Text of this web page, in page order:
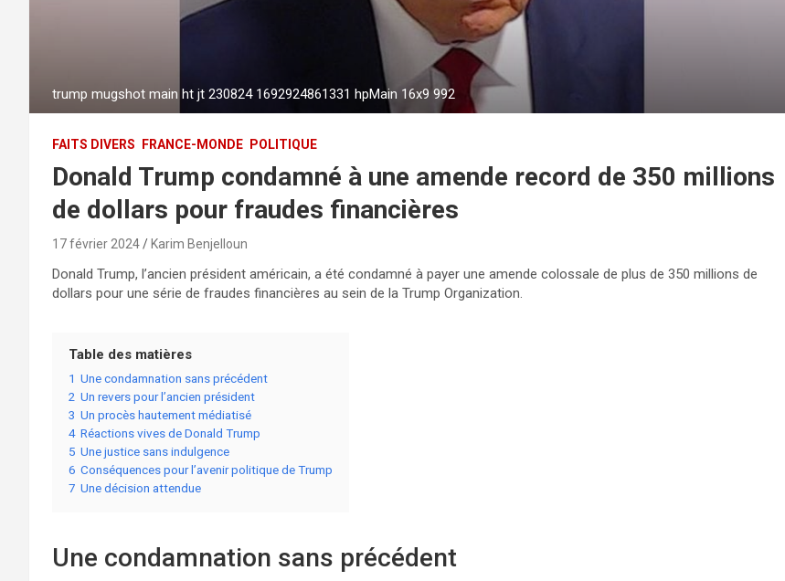
trump mugshot main ht jt 230824 1692924861331 hpMain 16x9 992
FAITS DIVERS FRANCE-MONDE POLITIQUE
Donald Trump condamné à une amende record de 350 millions
de dollars pour fraudes financières
17 février 2024 Karim Benjelloun
Donald Trump, l’ancien président américain, a été condamné à payer une amende colossale de plus de 350 millions de
dollars pour une série de fraudes financières au sein de la Trump Organization.
Table des matières
1 Une condamnation sans précédent
2 Un revers pour l’ancien président
3 Un procès hautement médiatisé
4 Réactions vives de Donald Trump
5 Une justice sans indulgence
6 Conséquences pour l’avenir politique de Trump
7 Une décision attendue
Une condamnation sans précédent